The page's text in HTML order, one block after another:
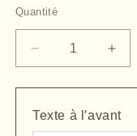
Quantité
Quantité
Réduire
la
quantité
de
Porte
la
Porte
Texte à l′avant